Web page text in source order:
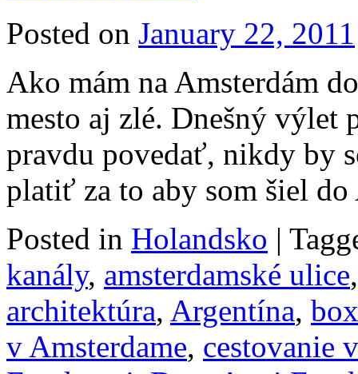
Posted on January 22, 2011
Ako mám na Amsterdám
mesto aj zlé. Dnešný výlet
pravdu povedať, nikdy by
platiť za to aby som šiel
Posted in Holandsko |
kanály, amsterdamské ulice
architektúra, Argentína,
v Amsterdame, cestovanie